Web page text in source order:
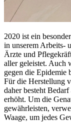
2020 ist ein
in unserem Arbeits-
Ärzte und
aller geleistet. Auch
gegen die Epidemie
Für die Herstellung
daher besteht
erhöht. Um die
gewährleisten,
Waage, um jedes